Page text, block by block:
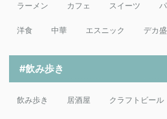
ラーメン カフェ スイーツ
洋食 中華 エスニック デカ
#飲み歩き
飲み歩き 居酒屋 クラフトビール